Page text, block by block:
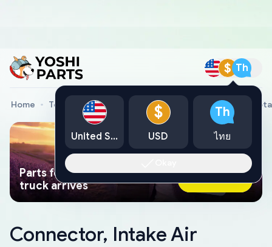
$ Th
Home Toyota Genuine Parts Connector, Intake Air
Parts found faster than a tow
truck arrives
Ask AI Now
Connector, Intake Air
United States
$
USD
Th
ไทย